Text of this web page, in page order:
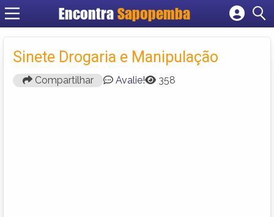
Encontra Sapopemba
Cadastrar empresa
Criar conta
Sinete Drogaria e Manipulação
Compartilhar Avalie! 358